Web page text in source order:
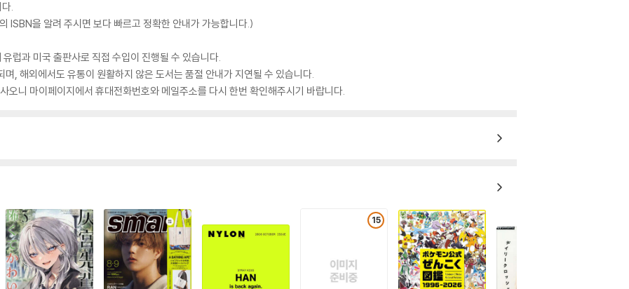
.
ISBN을 알려 주시면 보다 빠르고 정확한 안내가 가능합니다.)
럽과 미국 출판사로 직접 수입이 진행될 수 있습니다.
, 해외에서도 유통이 원활하지 않은 도서는 품절 안내가 지연될 수 있습니다.
오니 마이페이지에서 휴대전화번호와 메일주소를 다시 한번 확인해주시기 바랍니다.
15